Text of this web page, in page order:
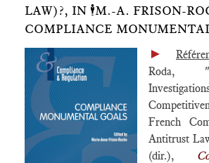
LAW)?, IN 🕴️M.-A. FRISON-
COMPLIANCE
►
Roda,
French
Antitrust
(dir.),